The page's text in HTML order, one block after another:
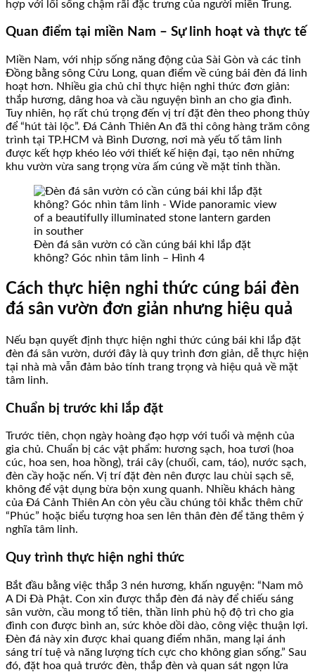
hợp với lối sống chậm rãi đặc trưng của người miền Trung.
Quan điểm tại miền Nam – Sự linh hoạt và thực tế
Miền Nam, với nhịp sống năng động của Sài Gòn và các tỉnh
Đồng bằng sông Cửu Long, quan điểm về cúng bái đèn đá linh
hoạt hơn. Nhiều gia chủ chỉ thực hiện nghi thức đơn giản:
thắp hương, dâng hoa và cầu nguyện bình an cho gia đình.
Tuy nhiên, họ rất chú trọng đến vị trí đặt đèn theo phong thủy
để “hút tài lộc”. Đá Cảnh Thiên An đã thi công hàng trăm công
trình tại TP.HCM và Bình Dương, nơi mà yếu tố tâm linh
được kết hợp khéo léo với thiết kế hiện đại, tạo nên những
khu vườn vừa sang trọng vừa ấm cúng về mặt tinh thần.
Đèn đá sân vườn có cần cúng bái khi lắp đặt
không? Góc nhìn tâm linh – Hình 4
Cách thực hiện nghi thức cúng bái đèn
đá sân vườn đơn giản nhưng hiệu quả
Nếu bạn quyết định thực hiện nghi thức cúng bái khi lắp đặt
đèn đá sân vườn, dưới đây là quy trình đơn giản, dễ thực hiện
tại nhà mà vẫn đảm bảo tính trang trọng và hiệu quả về mặt
tâm linh.
Chuẩn bị trước khi lắp đặt
Trước tiên, chọn ngày hoàng đạo hợp với tuổi và mệnh của
gia chủ. Chuẩn bị các vật phẩm: hương sạch, hoa tươi (hoa
cúc, hoa sen, hoa hồng), trái cây (chuối, cam, táo), nước sạch,
đèn cầy hoặc nến. Vị trí đặt đèn nên được lau chùi sạch sẽ,
không để vật dụng bừa bộn xung quanh. Nhiều khách hàng
của Đá Cảnh Thiên An còn yêu cầu chúng tôi khắc thêm chữ
“Phúc” hoặc biểu tượng hoa sen lên thân đèn để tăng thêm ý
nghĩa tâm linh.
Quy trình thực hiện nghi thức
Bắt đầu bằng việc thắp 3 nén hương, khấn nguyện: “Nam mô
A Di Đà Phật. Con xin được thắp đèn đá này để chiếu sáng
sân vườn, cầu mong tổ tiên, thần linh phù hộ độ trì cho gia
đình con được bình an, sức khỏe dồi dào, công việc thuận lợi.
Đèn đá này xin được khai quang điểm nhãn, mang lại ánh
sáng trí tuệ và năng lượng tích cực cho không gian sống.” Sau
đó, đặt hoa quả trước đèn, thắp đèn và quan sát ngọn lửa